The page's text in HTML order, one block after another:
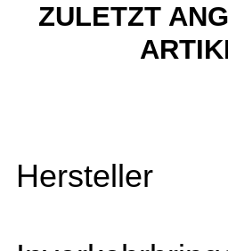
ZULETZT
Hersteller